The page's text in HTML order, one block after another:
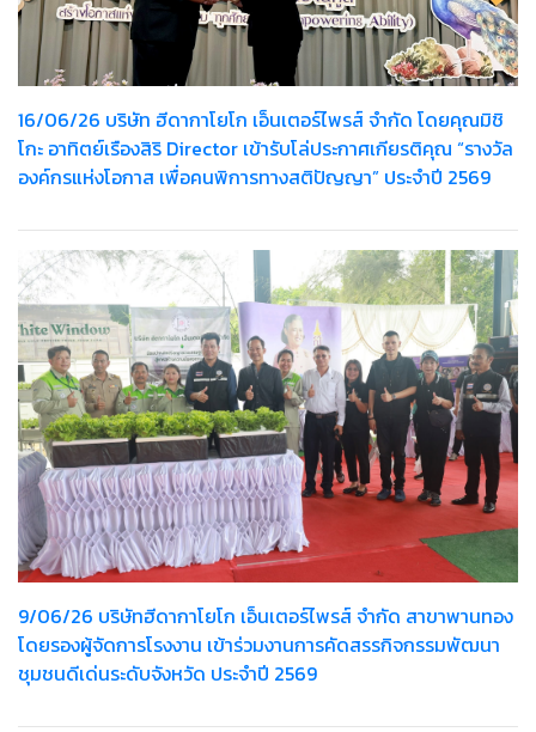
16/06/26 บริษัท ฮีดากาโยโก เอ็นเตอร์ไพรส์ จำกัด โดยคุณมิชิ
โกะ อาทิตย์เรืองสิริ Director เข้ารับโล่ประกาศเกียรติคุณ “รางวัล
องค์กรแห่งโอกาส เพื่อคนพิการทางสติปัญญา” ประจำปี 2569
9/06/26 บริษัทฮีดากาโยโก เอ็นเตอร์ไพรส์ จำกัด สาขาพานทอง
โดยรองผู้จัดการโรงงาน เข้าร่วมงานการคัดสรรกิจกรรมพัฒนา
ชุมชนดีเด่นระดับจังหวัด ประจำปี 2569